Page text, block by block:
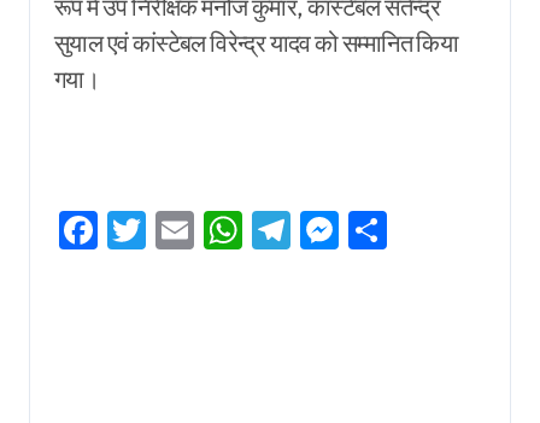
रूप में उप निरीक्षक मनोज कुमार, कांस्टेबल सतेन्द्र
सुयाल एवं कांस्टेबल विरेन्द्र यादव को सम्मानित किया
गया।
Facebook
Twitter
EmailWhatsApp
Telegram
Messenger